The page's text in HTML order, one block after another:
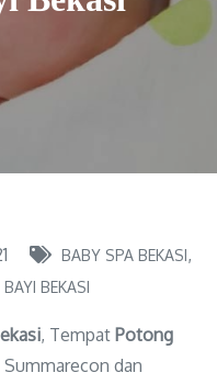
BABY SPA BEKASI
BAYI BEKASI
, Tempat Potong
dan